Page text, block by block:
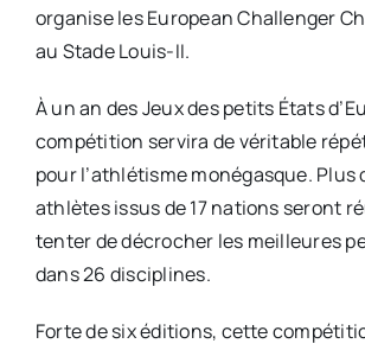
organise les European Challenger
au Stade Louis-II.
À un an des Jeux des petits États
compétition servira de véritable
pour l’athlétisme monégasque. Plus
athlètes issus de 17 nations seront
tenter de décrocher les meilleures
dans 26 disciplines.
Forte de six éditions, cette